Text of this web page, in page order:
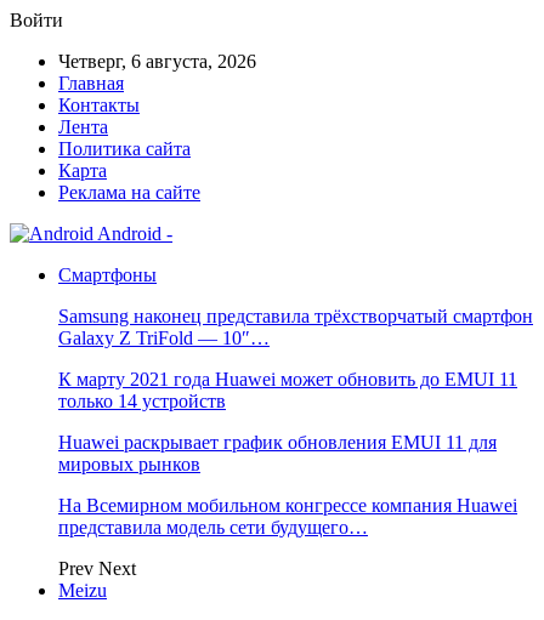
Войти
Четверг, 6 августа, 2026
Главная
Контакты
Лента
Политика сайта
Карта
Реклама на сайте
Android -
Смартфоны
Samsung наконец представила трёхстворчатый смартфон
Galaxy Z TriFold — 10″…
К марту 2021 года Huawei может обновить до EMUI 11
только 14 устройств
Huawei раскрывает график обновления EMUI 11 для
мировых рынков
На Всемирном мобильном конгрессе компания Huawei
представила модель сети будущего…
Prev Next
Meizu